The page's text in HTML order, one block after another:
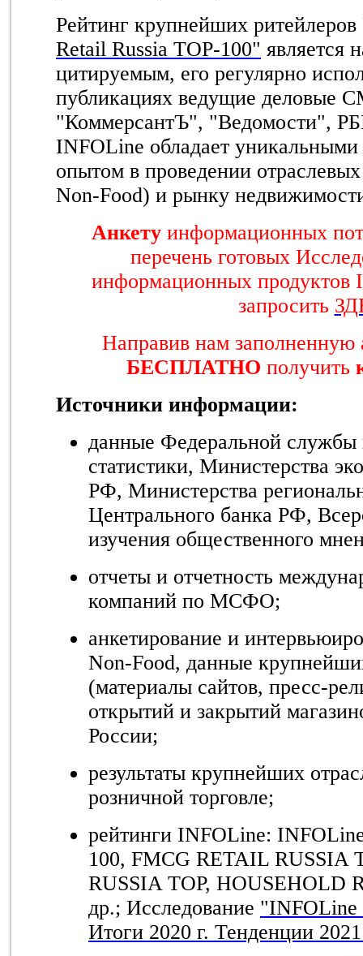
Рейтинг крупнейших
Retail Russia TOP-100" является
цитируемым, его регулярно
публикациях ведущие деловые
"КоммерсантЪ", "Ведомости",
INFOLine обладает
опытом в проведении
Non-Food) и рынку
Анкету информационных
перечень готовых
информационных
запросить
Направив нам заполненную
БЕСПЛАТНО получить
Источники информации:
данные Федеральной службы
статистики, Министерства
РФ, Министерства
Центрального банка РФ,
изучения общественного
отчеты и отчетность
компаний по МСФО;
анкетирование и
Non-Food, данные
(материалы сайтов, пресс-
открытий и закрытий
России;
результаты крупнейших
розничной торговле;
рейтинги INFOLine:
100, FMCG RETAIL RUSSIA
RUSSIA TOP, HOUSEHOLD
др.; Исследование "INFOLine
Итоги 2020 г. Тенденции